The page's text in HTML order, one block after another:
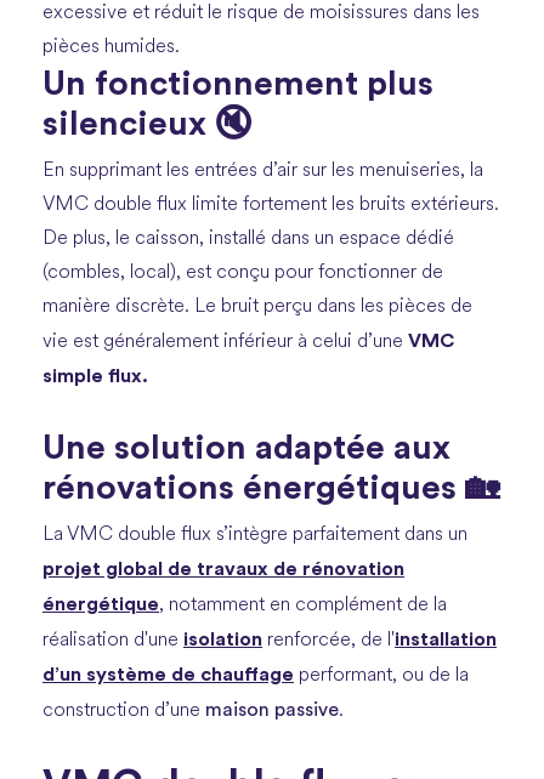
excessive et réduit le risque de moisissures dans les
pièces humides.
Un fonctionnement plus
silencieux 🔇
En supprimant les entrées d’air sur les menuiseries, la
VMC double flux limite fortement les bruits extérieurs.
De plus, le caisson, installé dans un espace dédié
(combles, local), est conçu pour fonctionner de
manière discrète. Le bruit perçu dans les pièces de
vie est généralement inférieur à celui d’une VMC
simple flux.
Une solution adaptée aux
rénovations énergétiques 🏡
La VMC double flux s’intègre parfaitement dans un
projet global de travaux de rénovation
énergétique, notamment en complément de la
réalisation d'une isolation renforcée, de l'installation
d’un système de chauffage performant, ou de la
construction d’une maison passive.